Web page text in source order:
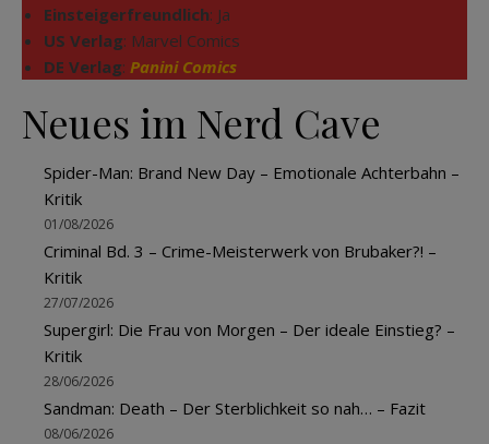
Einsteigerfreundlich: Ja
US Verlag: Marvel Comics
DE Verlag: Panini Comics
Neues im Nerd Cave
Spider-Man: Brand New Day – Emotionale Achterbahn –
Kritik
01/08/2026
Criminal Bd. 3 – Crime-Meisterwerk von Brubaker?! –
Kritik
27/07/2026
Supergirl: Die Frau von Morgen – Der ideale Einstieg? –
Kritik
28/06/2026
Sandman: Death – Der Sterblichkeit so nah… – Fazit
08/06/2026